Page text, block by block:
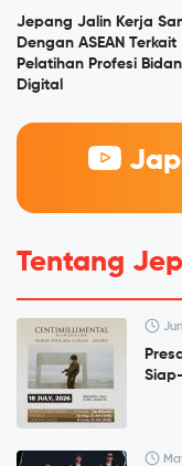
Jepang Jalin Kerja
Dengan ASEAN Terkait
Pelatihan Profesi
Digital
Tentang